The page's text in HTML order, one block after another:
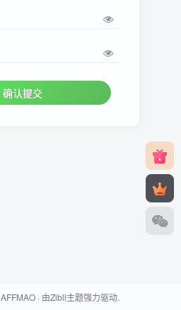
确认提交
AFFMAO· 由Zibll主题强力驱动.